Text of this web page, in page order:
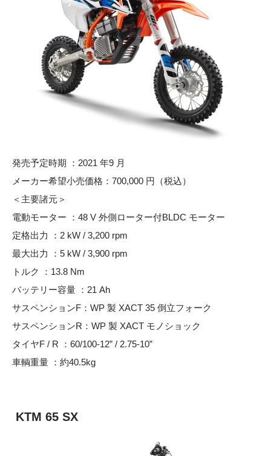
発売予定時期 ：2021 年9 月
メーカー希望小売価格：700,000 円（税込）
＜主要諸元＞
電動モーター ：48 V 外側ローター付BLDC モーター
定格出力 ：2 kW / 3,200 rpm
最大出力 ：5 kW / 3,900 rpm
トルク ：13.8 Nm
バッテリー容量 ：21 Ah
サスペンションF：WP 製 XACT 35 倒立フォーク
サスペンションR：WP 製 XACT モノショック
タイヤF / R ：60/100-12” / 2.75-10”
車輌重量 ：約40.5kg
KTM 65 SX